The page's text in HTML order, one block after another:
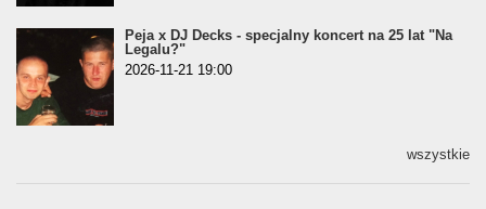
Peja x DJ Decks - specjalny koncert na 25 lat "Na
Legalu?"
2026-11-21 19:00
wszystkie